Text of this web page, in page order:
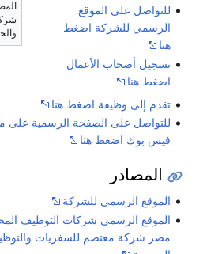
للتواصل على الموقع
الرسمي للشركة اضغط
هنا
تسجيل أصحاب الأعمال
اضغط هنا
تقدم إلى وظيفة اضغط هنا
للتواصل على الصفحة الرسمية على
فيس بوك اضغط هنا
المصادر
الموقع الرسمي للشركة
الموقع الرسمي شركات التوظيف
مصر شركة معتصم للسفريات